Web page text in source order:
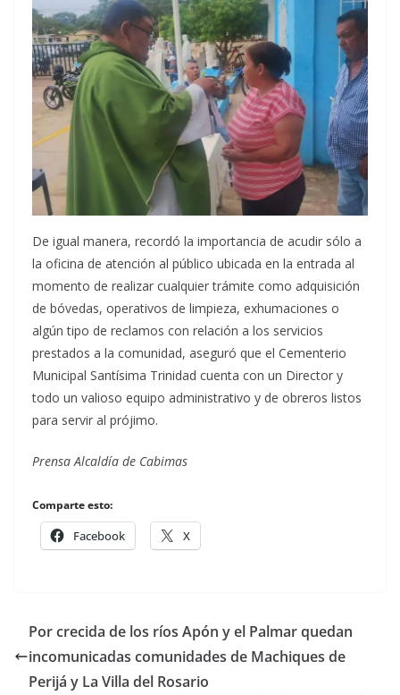
De igual manera, recordó la importancia de acudir sólo a
la oficina de atención al público ubicada en la entrada al
momento de realizar cualquier trámite como adquisición
de bóvedas, operativos de limpieza, exhumaciones o
algún tipo de reclamos con relación a los servicios
prestados a la comunidad, aseguró que el Cementerio
Municipal Santísima Trinidad cuenta con un Director y
todo un valioso equipo administrativo y de obreros listos
para servir al prójimo.
Prensa Alcaldía de Cabimas
Comparte esto:
Facebook X
Por crecida de los ríos Apón y el Palmar quedan
incomunicadas comunidades de Machiques de
Perijá y La Villa del Rosario